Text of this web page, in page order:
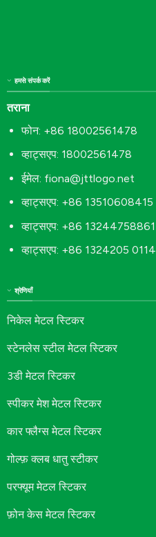
श्रेणियाँ
निकेल मेटल स्टिकर
स्टेनलेस स्टील मेटल स्टिकर
3डी मेटल स्टिकर
स्पीकर मेश मेटल स्टिकर
कार फ्लैग्स मेटल स्टिकर
गोल्फ़ क्लब धातु स्टीकर
परफ्यूम मेटल स्टिकर
फ़ोन केस मेटल स्टिकर
हमसे संपर्क करें
तराना
फोन: +86 18002561478
व्हाट्सएप: 18002561478
ईमेल: fiona@jttlogo.net
व्हाट्सएप: +86 13510608415
व्हाट्सएप: +86 13244758861
व्हाट्सएप: +86 1324205 0114